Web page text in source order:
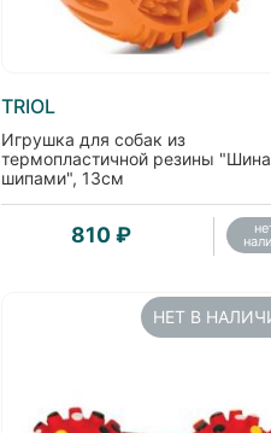
TRIOL
Игрушка для собак из
термопластичной резины
шипами", 13см
810 ₽
НЕТ В